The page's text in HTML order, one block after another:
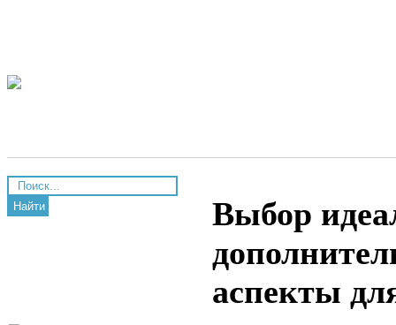
Найти
Выбор
аспекты